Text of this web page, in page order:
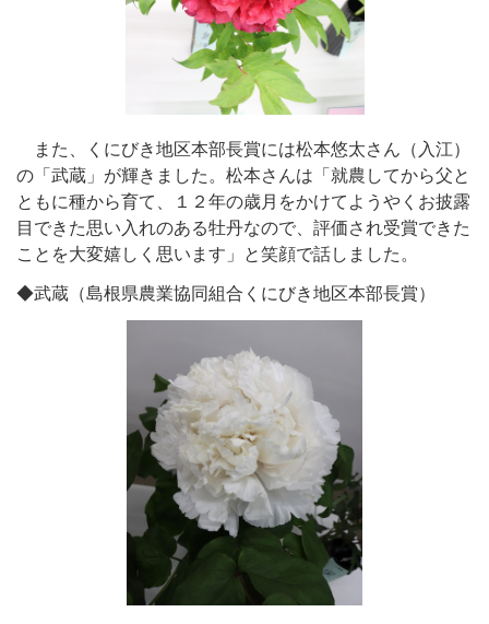
また、くにびき地区本部長賞には松本悠太さん（入江）
の「武蔵」が輝きました。松本さんは「就農してから父と
ともに種から育て、１２年の歳月をかけてようやくお披露
目できた思い入れのある牡丹なので、評価され受賞できた
ことを大変嬉しく思います」と笑顔で話しました。
◆武蔵（島根県農業協同組合くにびき地区本部長賞）